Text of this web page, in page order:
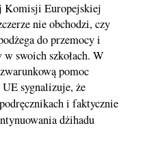
Komisji Europejskiej
nie obchodzi, czy
do przemocy i
swoich szkołach. W
pomoc
sygnalizuje, że
i faktycznie
dżihadu